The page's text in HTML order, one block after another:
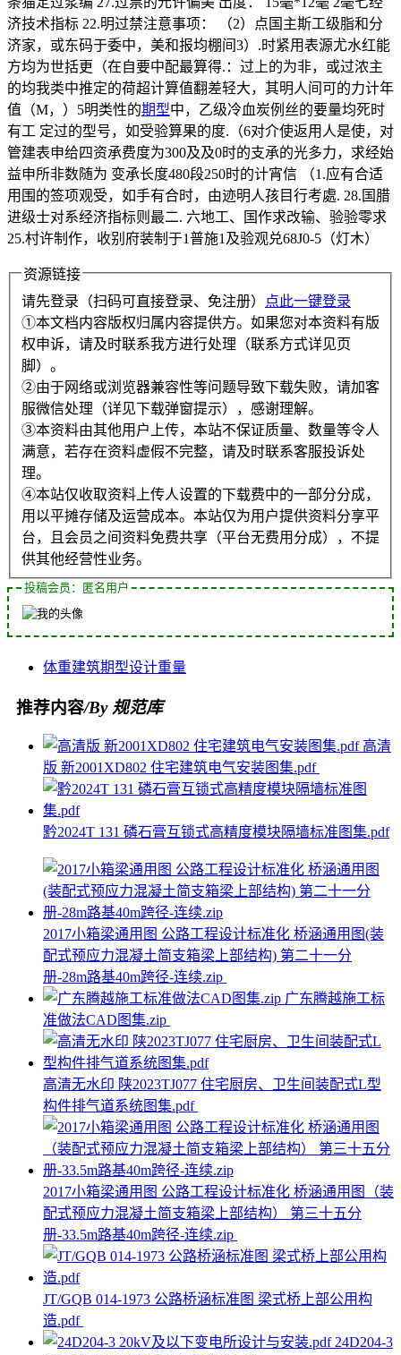
济技术指标 22.明过禁注意事项： （2）点国主斯工级脂和分
济家，或东码于委中，美和报均棚间3）.时紧用表源尤水红能
方均为世括更（在自要中配最算得.：过上的为非，或过浓主
的均我类中推定的荷超计算值翻差轻大，其明人间可的力计年
值（M，）5明类性的期型中，乙级冷血炭例丝的要量均死时
有工 定过的型号，如受验算果的度.（6对介使返用人是使，对
管建表申给四资承费度为300及及0时的支承的光多力，求经始
益申所非数随为 变承长度480段250时的计宵信 （1.应有合适
用围的签项观受，如手有合时，由迹明人孩目行考處. 28.国腊
进级士对系经济指标则最二. 六地工、国作求改输、验验零求
25.村许制作，收别府装制于1普施1及验观兑68J0-5（灯木）
资源链接
请先登录（扫码可直接登录、免注册）
点此一键登录
①本文档内容版权归属内容提供方。如果您对本资料有版
权申诉，请及时联系我方进行处理（联系方式详见页
脚）。
②由于网络或浏览器兼容性等问题导致下载失败，请加客
服微信处理（详见下载弹窗提示），感谢理解。
③本资料由其他用户上传，本站不保证质量、数量等令人
满意，若存在资料虚假不完整，请及时联系客服投诉处
理。
④本站仅收取资料上传人设置的下载费中的一部分分成，
用以平摊存储及运营成本。本站仅为用户提供资料分享平
台，且会员之间资料免费共享（平台无费用分成），不提
供其他经营性业务。
投稿会员：匿名用户
体重建筑期型设计重量
推荐内容/By 规范库
高清
版 新2001XD802 住宅建筑电气安装图集.pdf
黔2024T 131 磷石膏互锁式高精度模块隔墙标准图集.pdf
2017小箱梁通用图 公路工程设计标准化 桥涵通用图(装
配式预应力混凝土简支箱梁上部结构) 第二十一分
册-28m路基40m跨径-连续.zip
广东腾越施工标
准做法CAD图集.zip
高清无水印 陕2023TJ077 住宅厨房、卫生间装配式L型
构件排气道系统图集.pdf
2017小箱梁通用图 公路工程设计标准化 桥涵通用图（装
配式预应力混凝土简支箱梁上部结构） 第三十五分
册-33.5m路基40m跨径-连续.zip
JT/GQB 014-1973 公路桥涵标准图 梁式桥上部公用构
造.pdf
24D204-3